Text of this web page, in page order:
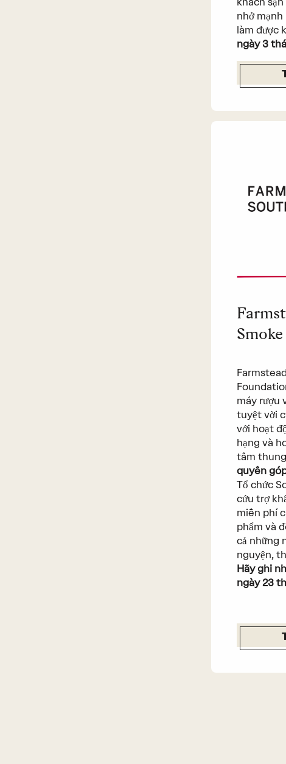
nhở
làm được
ngày 3
máy rượu
tuyệt vời
với hoạt
hạng và
tâm
quyên
Tổ chức
cứu trợ
miễn phí
phẩm và
cả những
nguyện,
Hãy ghi
ngày 23